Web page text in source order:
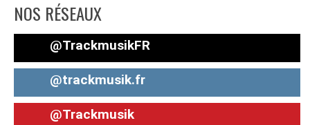
NOS RÉSEAUX
@TrackmusikFR
@trackmusik.fr
@Trackmusik